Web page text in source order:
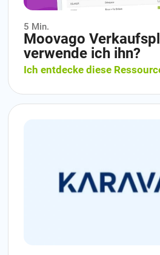
5 Min.
Moovago
verwende ich ihn?
Ich entdecke diese